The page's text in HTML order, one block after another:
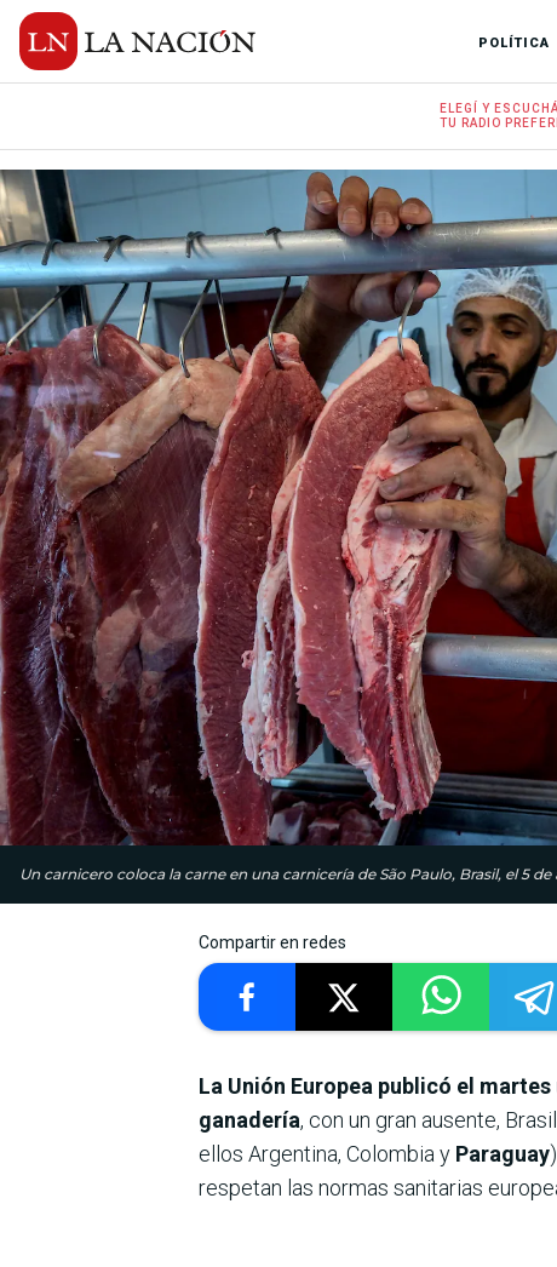
POLÍTICA
ELEGÍ Y ESCUCHÁ
TU RADIO
Un carnicero coloca la carne en una carnicería de São Paulo, Brasil, el 5
Compartir en redes
La Unión Europea publicó el martes
ganadería, con un gran ausente,
ellos Argentina, Colombia y Paraguay
respetan las normas sanitarias